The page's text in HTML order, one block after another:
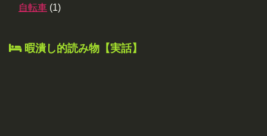
自転車 (1)
暇潰し的読み物【実話】